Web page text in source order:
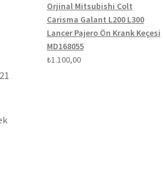
Orjinal Mitsubishi Colt
Carisma Galant L200 L300
Lancer Pajero Ön Krank Keçesi
MD168055
₺1.100,00